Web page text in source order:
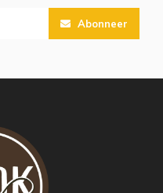
Abonneer